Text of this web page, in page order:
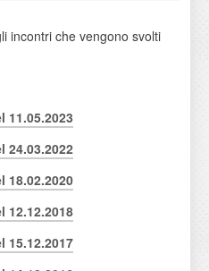
incontri che vengono svolti
11.05.2023
24.03.2022
18.02.2020
12.12.2018
15.12.2017